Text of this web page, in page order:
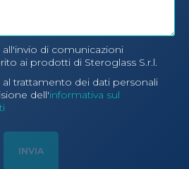
di comunicazioni
ai prodotti di Steroglass S.r.l.
trattamento dei dati personali
dell'informativa sul